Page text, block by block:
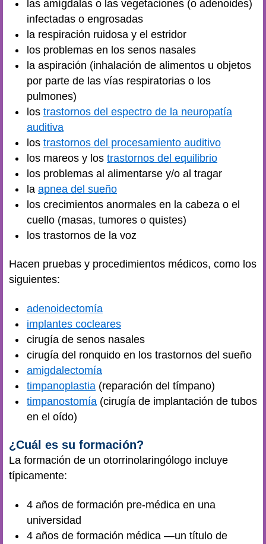
las amígdalas o las vegetaciones (o adenoides)
infectadas o engrosadas
la respiración ruidosa y el estridor
los problemas en los senos nasales
la aspiración (inhalación de alimentos u objetos
por parte de las vías respiratorias o los
pulmones)
los trastornos del espectro de la neuropatía
auditiva
los trastornos del procesamiento auditivo
los mareos y los trastornos del equilibrio
los problemas al alimentarse y/o al tragar
la apnea del sueño
los crecimientos anormales en la cabeza o el
cuello (masas, tumores o quistes)
los trastornos de la voz
Hacen pruebas y procedimientos médicos, como los
siguientes:
adenoidectomía
implantes cocleares
cirugía de senos nasales
cirugía del ronquido en los trastornos del sueño
amigdalectomía
timpanoplastia (reparación del tímpano)
timpanostomía (cirugía de implantación de tubos
en el oído)
¿Cuál es su formación?
La formación de un otorrinolaringólogo incluye
típicamente:
4 años de formación pre-médica en una
universidad
4 años de formación médica —un título de